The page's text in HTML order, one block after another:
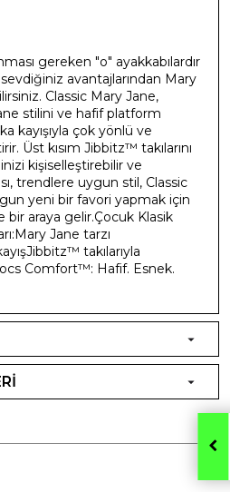
gereken "o" ayakkabılardır
avantajlarından Mary
Classic Mary Jane,
stilini ve hafif platform
kayışıyla çok yönlü ve
Üst kısım Jibbitz™ takılarını
kişiselleştirebilir ve
trendlere uygun stil, Classic
yeni bir favori yapmak için
araya gelir.Çocuk Klasik
Jane tarzı
takılarıyla
Comfort™: Hafif. Esnek.